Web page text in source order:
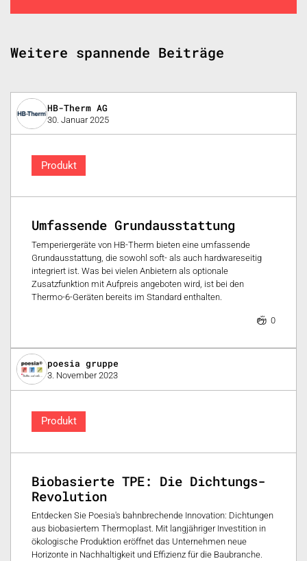
Weitere spannende Beiträge
HB-Therm AG
30. Januar 2025
Produkt
Umfassende Grundausstattung
Temperiergeräte von HB-Therm bieten eine umfassende
Grundausstattung, die sowohl soft- als auch hardwareseitig
integriert ist. Was bei vielen Anbietern als optionale
Zusatzfunktion mit Aufpreis angeboten wird, ist bei den
Thermo-6-Geräten bereits im Standard enthalten.
0
poesia gruppe
3. November 2023
Produkt
Biobasierte TPE: Die Dichtungs-
Revolution
Entdecken Sie Poesia's bahnbrechende Innovation: Dichtungen
aus biobasiertem Thermoplast. Mit langjähriger Investition in
ökologische Produktion eröffnet das Unternehmen neue
Horizonte in Nachhaltigkeit und Effizienz für die Baubranche.